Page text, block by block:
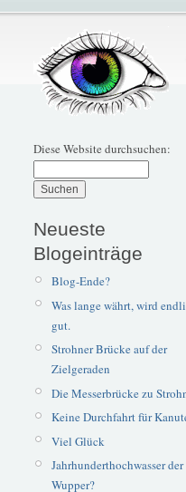
Diese Website durchsuchen:
Neueste
Blogeinträge
Blog-Ende?
Was lange währt, wird
gut.
Strohner Brücke auf der
Zielgeraden
Die Messerbrücke zu
Keine Durchfahrt für
Viel Glück
Jahrhunderthochwasser der
Wupper?